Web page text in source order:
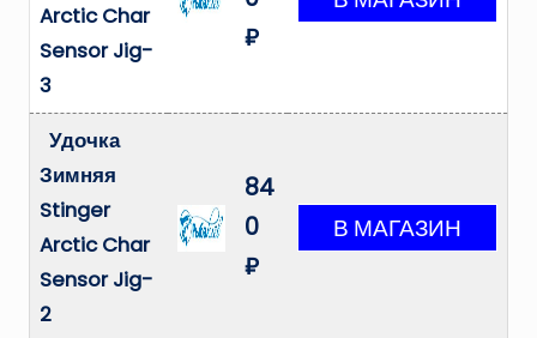
Arctic Char
Sensor Jig-
3
₽
Удочка
Зимняя
Stinger
Arctic Char
Sensor Jig-
2
84
0
₽